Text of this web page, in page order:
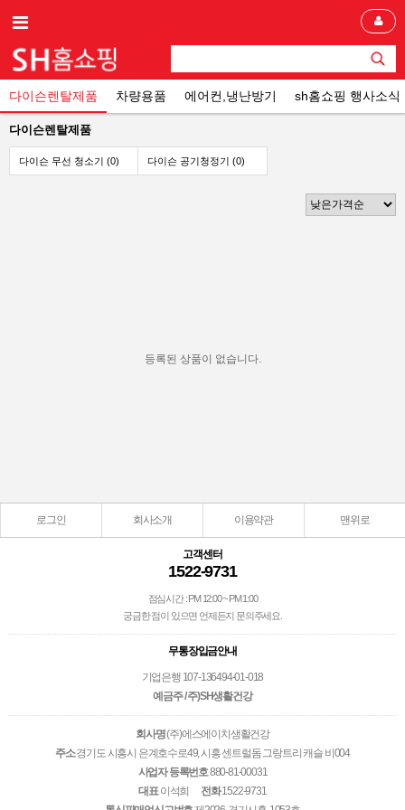
다이슨렌탈제품 차량용품 에어컨,냉난방기 sh홈쇼핑 행사소식
다이슨렌탈제품
다이슨 무선 청소기 (0) 다이슨 공기청정기 (0)
등록된 상품이 없습니다.
로그인 회사소개 이용약관 맨위로
고객센터
1522-9731
점심시간 : PM 12:00 ~ PM 1:00
궁금한 점이 있으면 언제든지 문의주세요.
무통장입금안내
기업은행 107-136494-01-018
예금주 / 주)SH생활건강
회사명(주)에스에이치생활건강
주소경기도 시흥시 은계호수로49, 시흥 센트럴돔 그랑트리 캐슬 비004
사업자 등록번호880-81-00031
대표이석희 전화1522-9731